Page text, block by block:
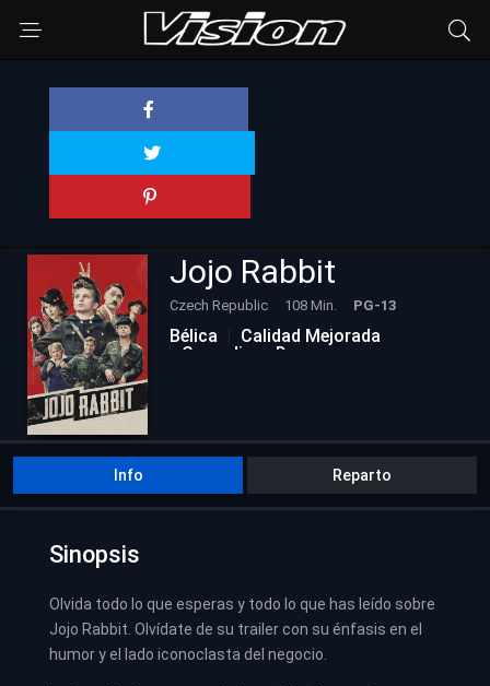
Jojo Rabbit
Czech Republic 108 Min. PG-13
Bélica
Calidad Mejorada
Comedia
Drama
Info Reparto
Sinopsis
Olvida todo lo que esperas y todo lo que has leído sobre
Jojo Rabbit. Olvídate de su trailer con su énfasis en el
humor y el lado iconoclasta del negocio.